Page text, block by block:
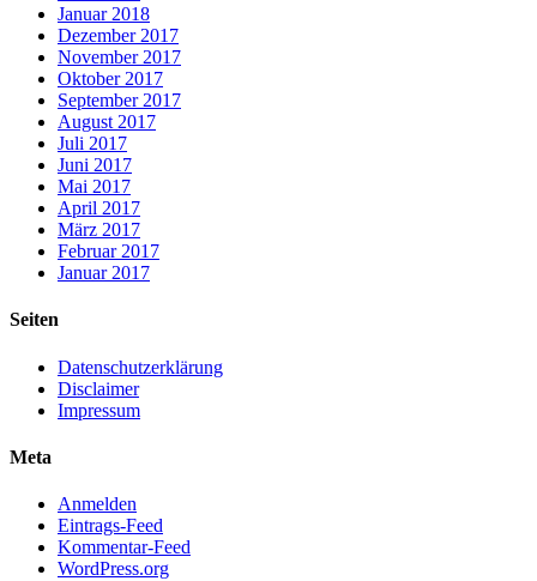
Januar 2018
Dezember 2017
November 2017
Oktober 2017
September 2017
August 2017
Juli 2017
Juni 2017
Mai 2017
April 2017
März 2017
Februar 2017
Januar 2017
Seiten
Datenschutzerklärung
Disclaimer
Impressum
Meta
Anmelden
Eintrags-Feed
Kommentar-Feed
WordPress.org